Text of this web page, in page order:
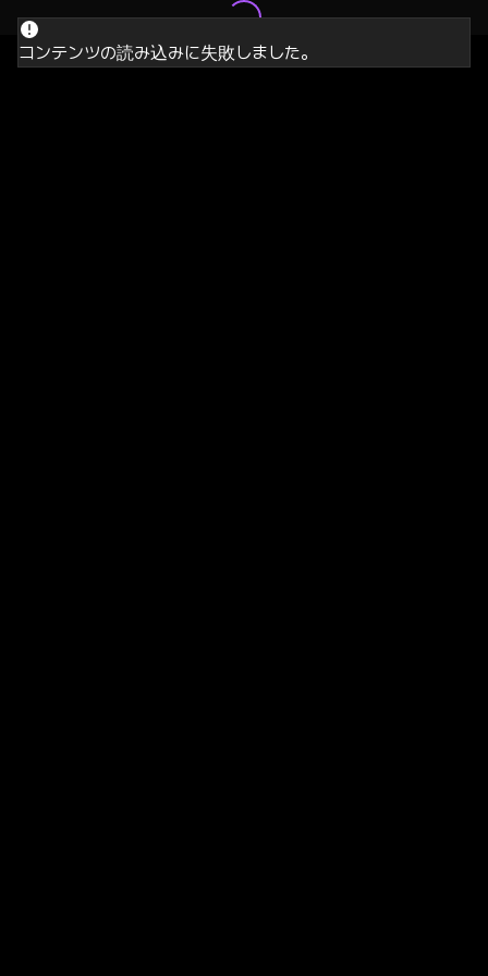
コンテンツの読み込みに失敗しました。